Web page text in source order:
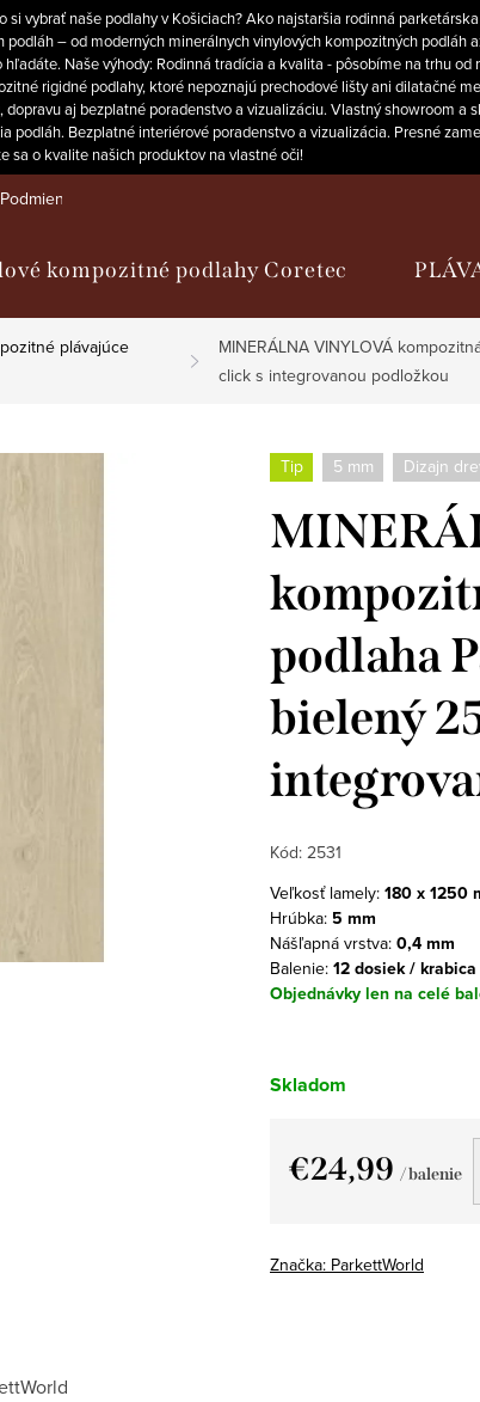
vybrať naše podlahy v Košiciach? Ako najstaršia rodinná
– od moderných minerálnych vinylových kompozitných podláh
Naše výhody: Rodinná tradícia a kvalita - pôsobíme na trhu
rigidné podlahy, ktoré nepoznajú prechodové lišty ani dilatačné
aj bezplatné poradenstvo a vizualizáciu. Vlastný showroom a
Bezplatné interiérové poradenstvo a vizualizácia. Presné
sa o kvalite našich produktov na vlastné oči!
Podmienky ochrany osobných údajov
kompozitné podlahy Coretec
plávajúce
MINERÁLNA VINYLOVÁ
click s integrovanou podložkou
Tip 5 mm Dizajn
podlaha
bielený
Kód: 2531
Veľkosť lamely: 180 x 1250
Hrúbka: 5 mm
Nášľapná vrstva: 0,4 mm
Balenie: 12 dosiek / krabica
Objednávky len na celé
Skladom
€24,99 / balenie
Značka: ParkettWorld